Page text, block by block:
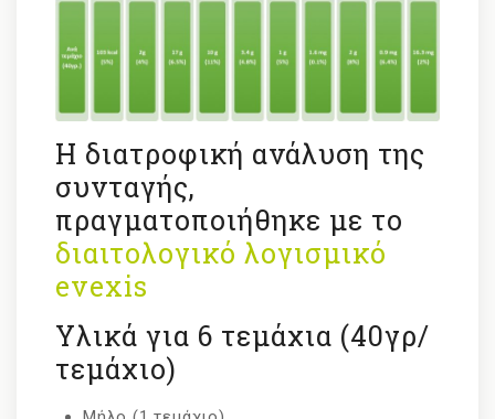
Η διατροφική ανάλυση της
συνταγής,
πραγματοποιήθηκε με το
διαιτολογικό λογισμικό
evexis
Υλικά για 6 τεμάχια (40γρ/
τεμάχιο)